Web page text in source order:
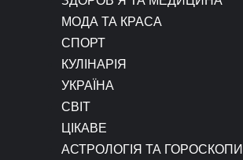
МОДА ТА КРАСА
СПОРТ
КУЛІНАРІЯ
УКРАЇНА
СВІТ
ЦІКАВЕ
АСТРОЛОГІЯ ТА ГОРОСКОПИ